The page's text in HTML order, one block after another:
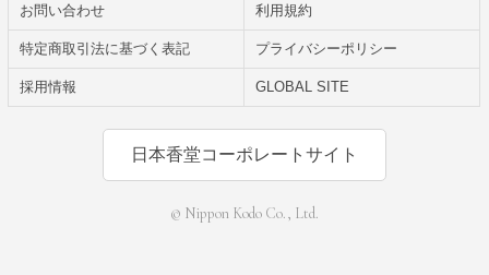
お問い合わせ 利用規約
特定商取引法に基づく表記 プライバシーポリシー
採用情報 GLOBAL SITE
日本香堂コーポレートサイト
© Nippon Kodo Co., Ltd.